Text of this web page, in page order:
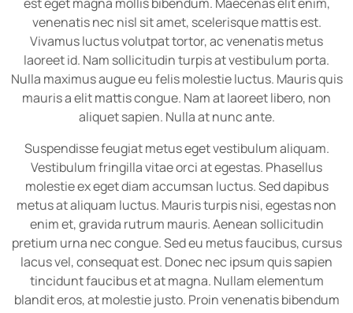
venenatis nec nisl sit amet, scelerisque mattis est.
Vivamus luctus volutpat tortor, ac venenatis metus
laoreet id. Nam sollicitudin turpis at vestibulum porta.
Nulla maximus augue eu felis molestie luctus. Mauris quis
mauris a elit mattis congue. Nam at laoreet libero, non
aliquet sapien. Nulla at nunc ante.
Suspendisse feugiat metus eget vestibulum aliquam.
Vestibulum fringilla vitae orci at egestas. Phasellus
molestie ex eget diam accumsan luctus. Sed dapibus
metus at aliquam luctus. Mauris turpis nisi, egestas non
enim et, gravida rutrum mauris. Aenean sollicitudin
pretium urna nec congue. Sed eu metus faucibus, cursus
lacus vel, consequat est. Donec nec ipsum quis sapien
tincidunt faucibus et at magna. Nullam elementum
blandit eros, at molestie justo. Proin venenatis bibendum